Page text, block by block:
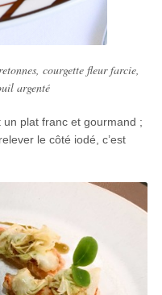
courgette fleur farcie,
argenté
un plat franc et gourmand ;
le côté iodé, c’est